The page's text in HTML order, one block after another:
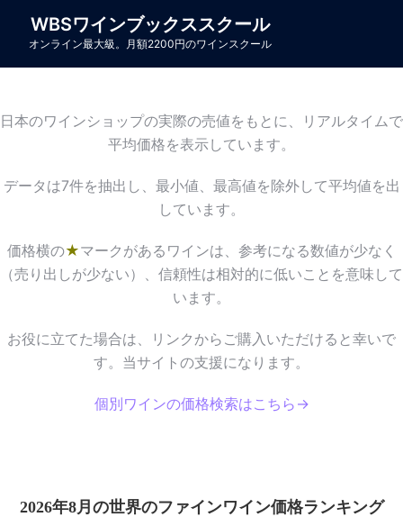
へ
ッ
WBSワインブックススクール
オンライン最大級。月額2200円のワインスクール
日本のワインショップの実際の売値をもとに、リアルタイムで
平均価格を表示しています。
データは7件を抽出し、最小値、最高値を除外して平均値を出
しています。
価格横の★マークがあるワインは、参考になる数値が少なく
（売り出しが少ない）、信頼性は相対的に低いことを意味して
います。
お役に立てた場合は、リンクからご購入いただけると幸いで
す。当サイトの支援になります。
個別ワインの価格検索はこちら→
2026年8月の世界のファインワイン価格ランキング